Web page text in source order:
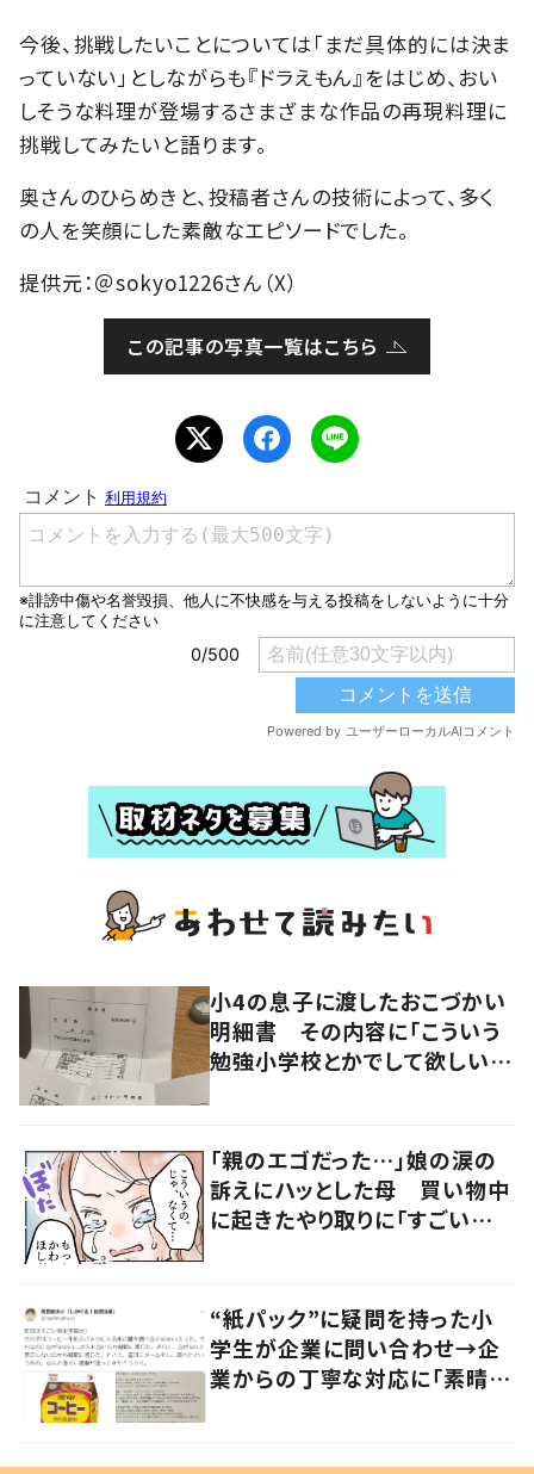
今後、挑戦したいことについては「まだ具体的には決ま
っていない」としながらも『ドラえもん』をはじめ、おい
しそうな料理が登場するさまざまな作品の再現料理に
挑戦してみたいと語ります。
奥さんのひらめきと、投稿者さんの技術によって、多く
の人を笑顔にした素敵なエピソードでした。
提供元：＠sokyo1226さん（X）
この記事の写真一覧はこちら
小4の息子に渡したおこづかい
明細書 その内容に「こういう
勉強小学校とかでして欲しい」
「親のエゴだった…」娘の涙の
訴えにハッとした母 買い物中
に起きたやり取りに「すごい分
“紙パック”に疑問を持った小
学生が企業に問い合わせ→企
業からの丁寧な対応に「素晴ら